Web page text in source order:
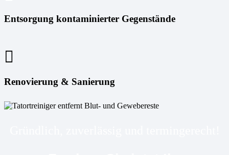
Entsorgung kontaminierter Gegenstände
Renovierung & Sanierung